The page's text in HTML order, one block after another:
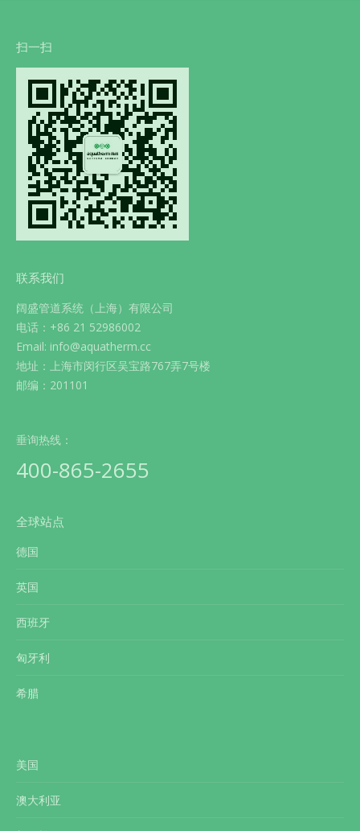
扫一扫
联系我们
阔盛管道系统（上海）有限公司
电话：+86 21 52986002
Email: info@aquatherm.cc
地址：上海市闵行区吴宝路767弄7号楼
邮编：201101
垂询热线：
400-865-2655
全球站点
德国
英国
西班牙
匈牙利
希腊
美国
澳大利亚